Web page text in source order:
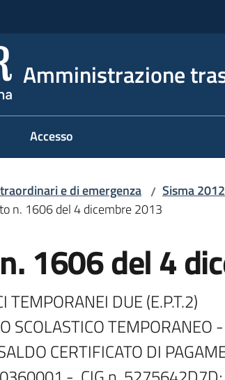
Amministrazione
Accesso
e di emergenza / Sisma 2012
n. 1606 del 4 dicembre 2013
1606 del 4
TEMPORANEI DUE (E.P.T.2)
SCOLASTICO
CERTIFICATO DI